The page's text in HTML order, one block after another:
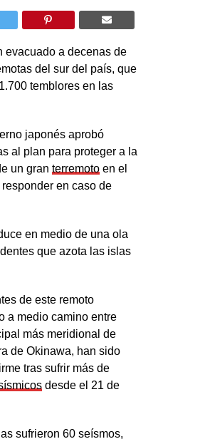
evacuado a decenas de
del sur del país, que
temblores en las
japonés aprobó
al plan para proteger a la
un gran terremotoen el
en caso de
en medio de una ola
que azota las islas
de este remoto
a medio camino entre
más meridional de
de Okinawa, han sido
tras sufrir más de
desde el 21 de
sufrieron 60 seísmos,